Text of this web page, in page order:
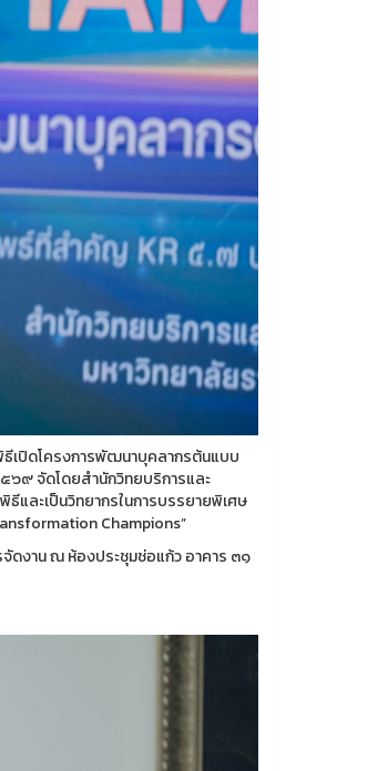
เปิดโครงการพัฒนาบุคลากรต้นแบบ
๙ จัดโดยสำนักวิทยบริการและ
ธีและเป็นวิทยากรในการบรรยายพิเศษ
Champions”
ดงาน ณ ห้องประชุมช่อแก้ว อาคาร ๓๑